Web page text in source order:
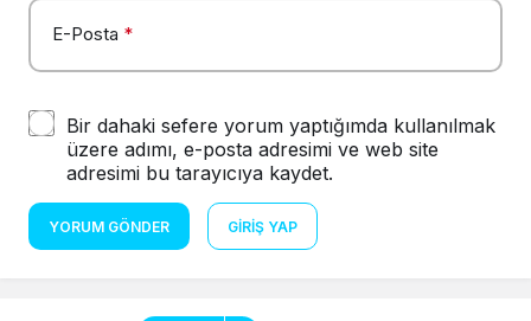
E-Posta *
Bir dahaki sefere yorum yaptığımda kullanılmak
üzere adımı, e-posta adresimi ve web site
adresimi bu tarayıcıya kaydet.
YORUM GÖNDER GIRIŞ YAP